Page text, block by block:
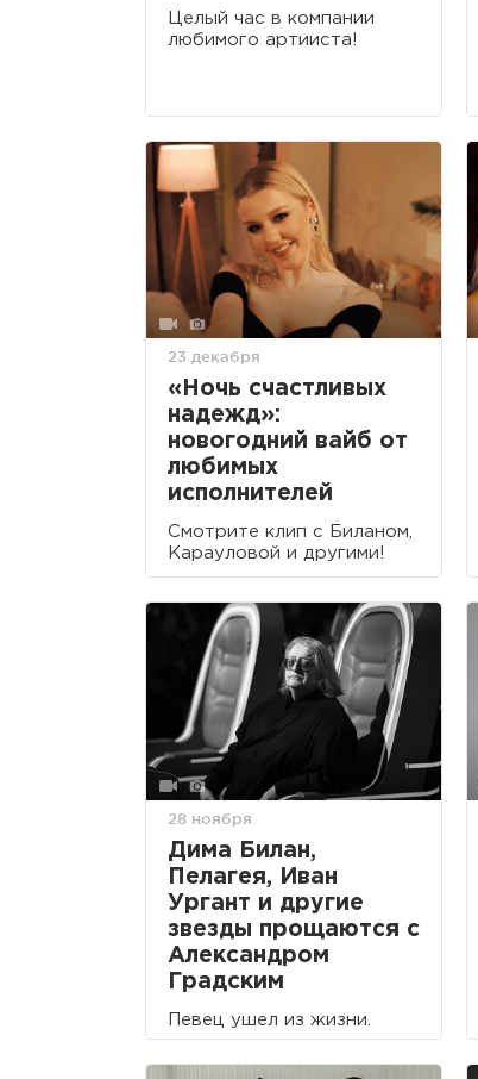
Целый час в компании
любимого артииста!
23 декабря
«Ночь счастливых
надежд»:
новогодний вайб от
любимых
исполнителей
Смотрите клип с Биланом,
Карауловой и другими!
28 ноября
Дима Билан,
Пелагея, Иван
Ургант и другие
звезды прощаются с
Александром
Градским
Певец ушел из жизни.